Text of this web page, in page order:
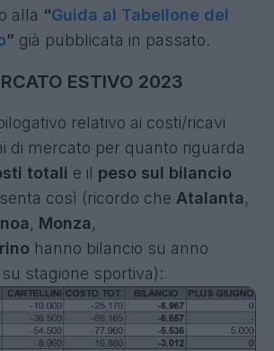
alla “Guida al Tabellone del
” già pubblicata in passato.
ESTIVO 2023
relativo ai costi/ricavi
di mercato per quanto riguarda
totali e il peso sul bilancio
così (ricordo che Atalanta,
, Monza,
hanno bilancio su anno
stagione sportiva):